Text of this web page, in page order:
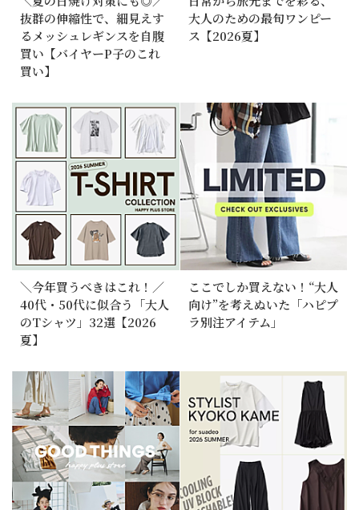
抜群の伸縮性で、細見えす
るメッシュレギンスを自腹
買い【バイヤーP子のこれ
買い】
大人のための最旬ワンピー
ス【2026夏】
＼今年買うべきはこれ！／
40代・50代に似合う「大人
のTシャツ」32選【2026
夏】
ここでしか買えない！“大人
向け”を考えぬいた「ハピプ
ラ別注アイテム」